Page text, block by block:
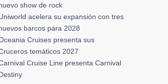
show de rock
acelera su expansión con tres
barcos para 2028
Cruises presenta sus
temáticos 2027
Cruise Line presenta Carnival